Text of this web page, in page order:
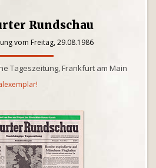
Rundschau
vom Freitag, 29.08.1986
Tageszeitung, Frankfurt am Main